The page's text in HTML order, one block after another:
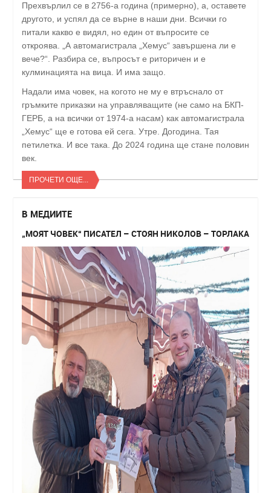
Прехвърлил се в 2756-а година (примерно), а, оставете
другото, и успял да се върне в наши дни. Всички го
питали какво е видял, но един от въпросите се
откроява. „А автомагистрала „Хемус“ завършена ли е
вече?“. Разбира се, въпросът е риторичен и е
кулминацията на вица. И има защо.
Надали има човек, на когото не му е втръснало от
гръмките приказки на управляващите (не само на БКП-
ГЕРБ, а на всички от 1974-а насам) как автомагистрала
„Хемус“ ще е готова ей сега. Утре. Догодина. Тая
петилетка. И все така. До 2024 година ще стане половин
век.
ПРОЧЕТИ ОЩЕ...
В МЕДИИТЕ
„МОЯТ ЧОВЕК“ ПИСАТЕЛ – СТОЯН НИКОЛОВ – ТОРЛАКА